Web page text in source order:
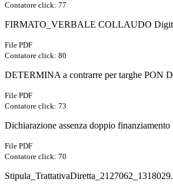
Contatore click: 77
FIRMATO_VERBALE COLLAUDO
File PDF
Contatore click: 80
DETERMINA a contrarre per targhe PON
File PDF
Contatore click: 73
Dichiarazione assenza doppio
File PDF
Contatore click: 70